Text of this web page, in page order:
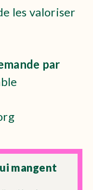
les valoriser
par
mangent